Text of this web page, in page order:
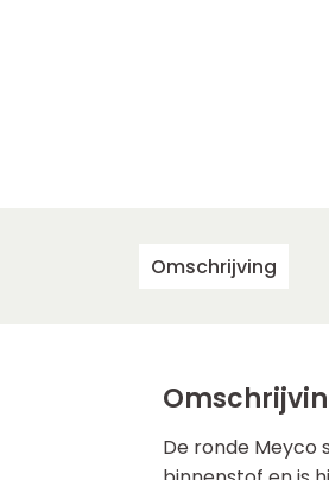
Omschrijving
De ronde Meyco